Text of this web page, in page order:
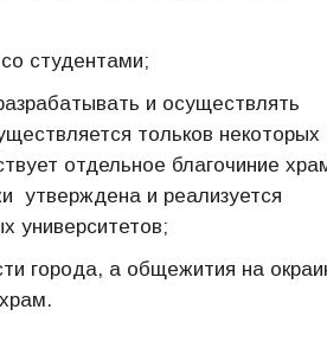
студентами;
и осуществлять
тольков некоторых
отдельное благочиние
утверждена и реализуется
университетов;
города, а общежития на